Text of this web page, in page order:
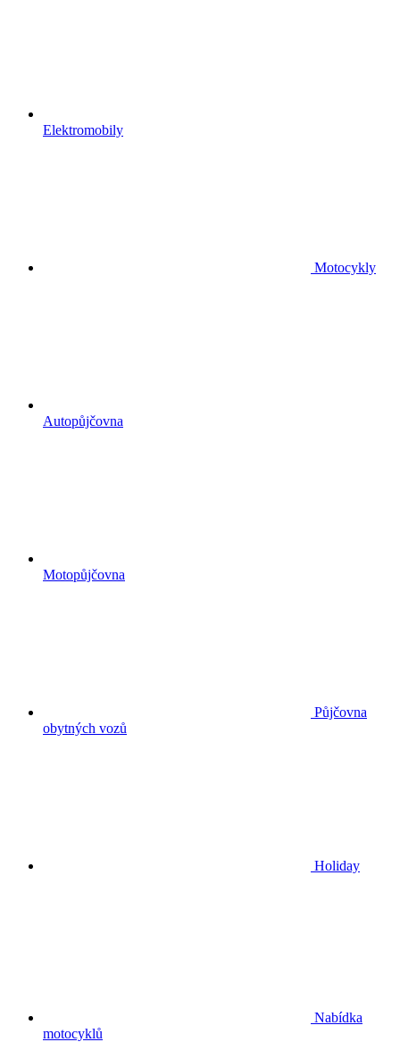
Elektromobily
Motocykly
Autopůjčovna
Motopůjčovna
Půjčovna
obytných vozů
Holiday
Nabídka
motocyklů